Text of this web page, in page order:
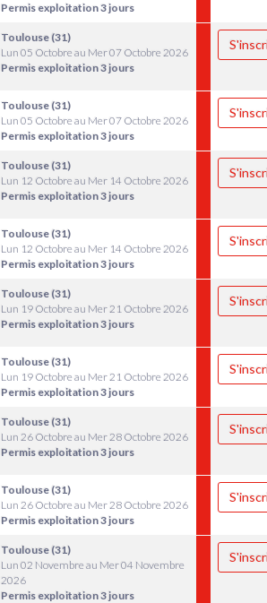
Permis exploitation 3 jours
Toulouse (31)
Lun 05 Octobre au Mer 07 Octobre 2026
Permis exploitation 3 jours
Toulouse (31)
Lun 05 Octobre au Mer 07 Octobre 2026
Permis exploitation 3 jours
Toulouse (31)
Lun 12 Octobre au Mer 14 Octobre 2026
Permis exploitation 3 jours
Toulouse (31)
Lun 12 Octobre au Mer 14 Octobre 2026
Permis exploitation 3 jours
Toulouse (31)
Lun 19 Octobre au Mer 21 Octobre 2026
Permis exploitation 3 jours
Toulouse (31)
Lun 19 Octobre au Mer 21 Octobre 2026
Permis exploitation 3 jours
Toulouse (31)
Lun 26 Octobre au Mer 28 Octobre 2026
Permis exploitation 3 jours
Toulouse (31)
Lun 26 Octobre au Mer 28 Octobre 2026
Permis exploitation 3 jours
Toulouse (31)
Lun 02 Novembre au Mer 04 Novembre
2026
Permis exploitation 3 jours